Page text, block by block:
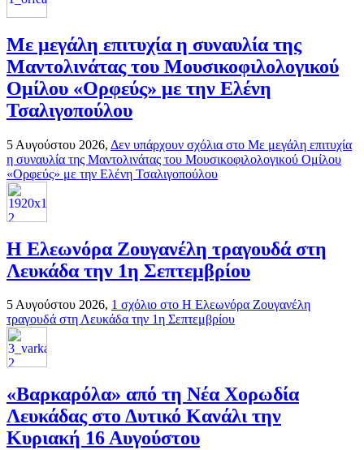
Με μεγάλη επιτυχία η συναυλία της
Μαντολινάτας του Μουσικοφιλολογικού
Ομίλου «Ορφεύς» με την Ελένη
Τσαλιγοπούλου
5 Αυγούστου 2026, Δεν υπάρχουν σχόλια στο Με μεγάλη επιτυχία
η συναυλία της Μαντολινάτας του Μουσικοφιλολογικού Ομίλου
«Ορφεύς» με την Ελένη Τσαλιγοπούλου
Η Ελεωνόρα Ζουγανέλη τραγουδά στη
Λευκάδα την 1η Σεπτεμβρίου
5 Αυγούστου 2026, 1 σχόλιο στο Η Ελεωνόρα Ζουγανέλη
τραγουδά στη Λευκάδα την 1η Σεπτεμβρίου
«Βαρκαρόλα» από τη Νέα Χορωδία
Λευκάδας στο Δυτικό Κανάλι την
Κυριακή 16 Αυγούστου